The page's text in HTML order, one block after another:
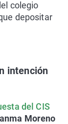
colegio
depositar
intención
del CIS
Moreno